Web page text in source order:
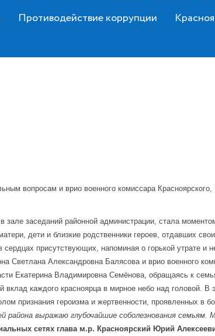
Противодействие коррупции
вопросам и врио военного комиссара
заседаний районной администрации, стала
дети и близкие родственники героев, отдавших
сердцах присутствующих, напоминая о горькой утрате и
Светлана Александровна Балясова и врио военного
Екатерина Владимировна Семёнова, обращаясь к
вклад каждого красноярца в мирное небо над головой.
признания героизма и жертвенности, проявленных в
района выражаю глубочайшие соболезнования
сетях глава м.р. Красноярский Юрий